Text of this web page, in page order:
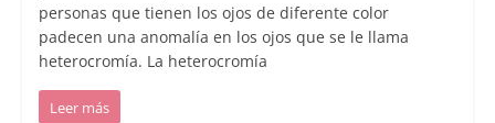
personas que tienen los ojos de diferente color
padecen una anomalía en los ojos que se le llama
heterocromía. La heterocromía
Leer más